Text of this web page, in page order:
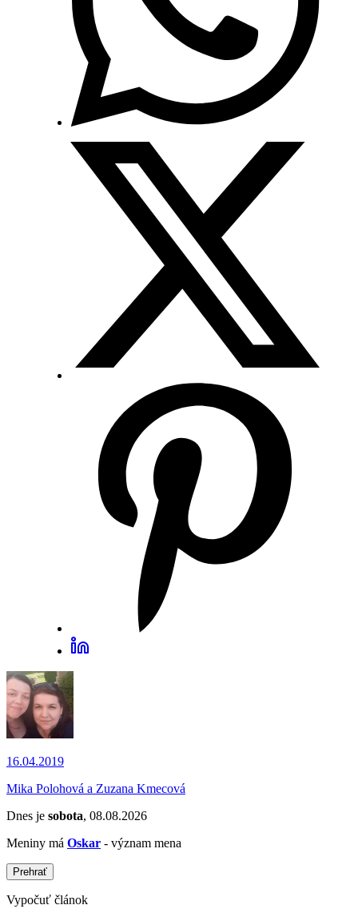
16.04.2019
Mika Polohová a Zuzana Kmecová
Dnes je sobota, 08.08.2026
Meniny má Oskar - význam mena
Prehrať
Vypočuť článok